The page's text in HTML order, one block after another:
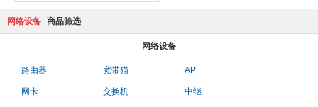
网络设备 商品筛选
网络设备
路由器 宽带猫 AP
网卡 交换机 中继